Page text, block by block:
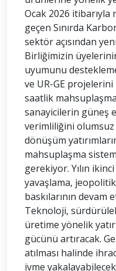
Ocak 2026 itibarıyla
geçen Sınırda
sektör açısından
Birliğimizin
uyumunu
ve UR-GE projelerini
saatlik
sanayicilerin güneş
verimliliğini olumsuz
dönüşüm
mahsuplaşma
gerekiyor. Yılın
yavaşlama,
baskılarının
Teknoloji,
üretime yönelik
gücünü artıracak.
atılması halinde
ivme